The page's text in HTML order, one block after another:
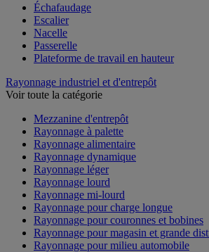
Échafaudage
Escalier
Nacelle
Passerelle
Plateforme de travail en hauteur
Rayonnage industriel et d'entrepôt
Voir toute la catégorie
Mezzanine d'entrepôt
Rayonnage à palette
Rayonnage alimentaire
Rayonnage dynamique
Rayonnage léger
Rayonnage lourd
Rayonnage mi-lourd
Rayonnage pour charge longue
Rayonnage pour couronnes et bobines
Rayonnage pour magasin et grande
Rayonnage pour milieu automobile